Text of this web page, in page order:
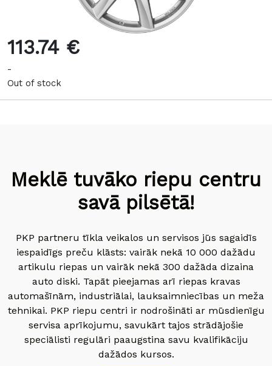
113.74 €
-
Out of stock
Meklē tuvāko riepu centru
savā pilsētā!
PKP partneru tīkla veikalos un servisos jūs sagaidīs
iespaidīgs preču klāsts: vairāk nekā 10 000 dažādu
artikulu riepas un vairāk nekā 300 dažāda dizaina
auto diski. Tapāt pieejamas arī riepas kravas
automašīnām, industriālai, lauksaimniecības un meža
tehnikai. PKP riepu centri ir nodrošināti ar mūsdienīgu
servisa aprīkojumu, savukārt tajos strādājošie
speciālisti regulāri paaugstina savu kvalifikāciju
dažādos kursos.